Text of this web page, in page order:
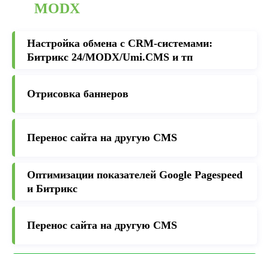
MODX
Настройка обмена с CRM-cистемами:
Битрикс 24/MODX/Umi.CMS и тп
Отрисовка баннеров
Перенос сайта на другую CMS
Оптимизации показателей Google Pagespeed
и Битрикс
Перенос сайта на другую CMS